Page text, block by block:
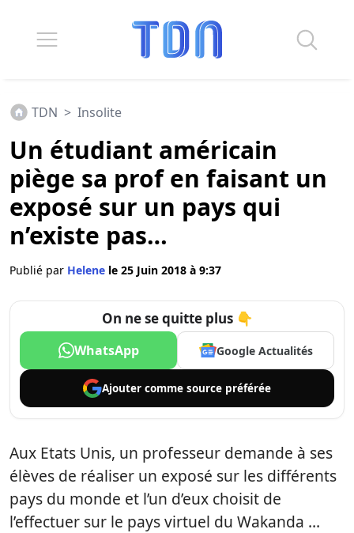
TDN > Insolite
Un étudiant américain
piège sa prof en faisant un
exposé sur un pays qui
n’existe pas…
Publié par Helene le 25 Juin 2018 à 9:37
On ne se quitte plus 👇
WhatsApp Google Actualités
Ajouter comme source préférée
Aux Etats Unis, un professeur demande à ses
élèves de réaliser un exposé sur les différents
pays du monde et l’un d’eux choisit de
l’effectuer sur le pays virtuel du Wakanda …